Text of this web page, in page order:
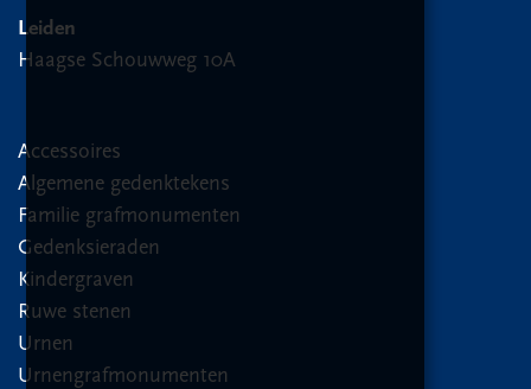
Leiden
Haagse Schouwweg 10A
Accessoires
Algemene gedenktekens
Familie grafmonumenten
Gedenksieraden
Kindergraven
Ruwe stenen
Urnen
Urnengrafmonumenten